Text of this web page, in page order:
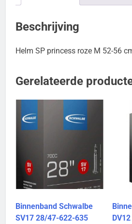
Beschrijving
Helm SP princess roze M 52-56
Gerelateerde
Binnenband Schwalbe
SV17 28/47-622-635